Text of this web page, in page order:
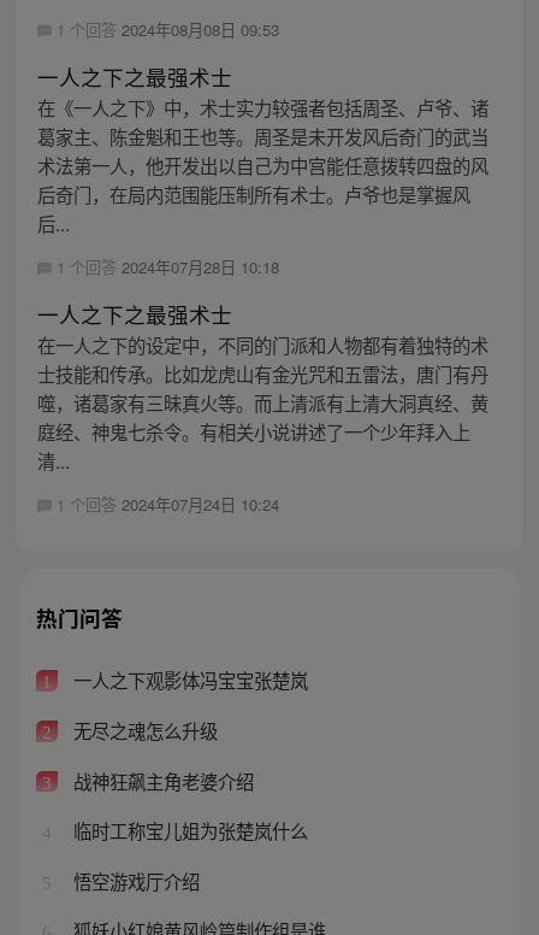
1 个回答 2024年08月08日 09:53
一人之下之最强术士
在《一人之下》中，术士实力较强者包括周圣、卢爷、诸
葛家主、陈金魁和王也等。周圣是未开发风后奇门的武当
术法第一人，他开发出以自己为中宫能任意拨转四盘的风
后奇门，在局内范围能压制所有术士。卢爷也是掌握风
后...
1 个回答 2024年07月28日 10:18
一人之下之最强术士
在一人之下的设定中，不同的门派和人物都有着独特的术
士技能和传承。比如龙虎山有金光咒和五雷法，唐门有丹
噬，诸葛家有三昧真火等。而上清派有上清大洞真经、黄
庭经、神鬼七杀令。有相关小说讲述了一个少年拜入上
清...
1 个回答 2024年07月24日 10:24
热门问答
1 一人之下观影体冯宝宝张楚岚
2 无尽之魂怎么升级
3 战神狂飙主角老婆介绍
4 临时工称宝儿姐为张楚岚什么
5 悟空游戏厅介绍